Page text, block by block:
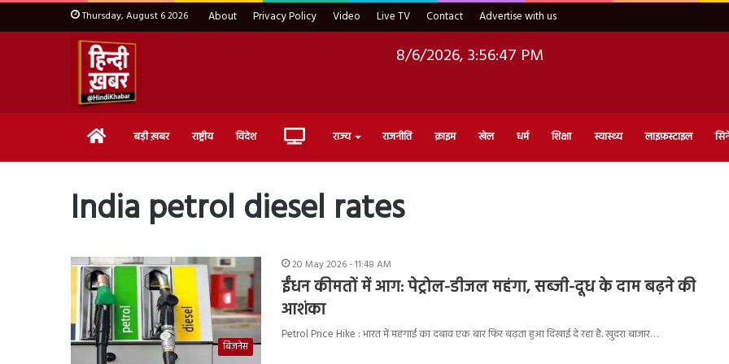
Thursday, August 6 2026 About Privacy Policy Video Live TV Contact Advertise with us
8/6/2026, 3:56:48 PM
Home बड़ी ख़बर राष्ट्रीय विदेश Live राज्य राजनीति क्राइम खेल धर्म शिक्षा स्वास्थ्य लाइफ़स्टाइल
India petrol diesel rates
बिज़नेस
20 May 2026 - 11:48 AM
ईंधन कीमतों में आग: पेट्रोल-डीजल महंगा, सब्जी-दूध के दाम बढ़ने की
आशंका
Petrol Price Hike : भारत में महंगाई का दबाव एक बार फिर बढ़ता हुआ दिखाई दे रहा है. खुदरा बाजार…